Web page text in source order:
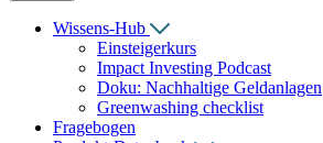
Wissens-Hub
Einsteigerkurs
Impact Investing Podcast
Doku: Nachhaltige Geldanlagen
Greenwashing checklist
Fragebogen